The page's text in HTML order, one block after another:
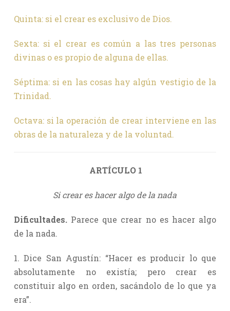
Quinta: si el crear es exclusivo de Dios.
Sexta: si el crear es común a las tres personas
divinas o es propio de alguna de ellas.
Séptima: si en las cosas hay algún vestigio de la
Trinidad.
Octava: si la operación de crear interviene en las
obras de la naturaleza y de la voluntad.
ARTÍCULO 1
Si crear es hacer algo de la nada
Dificultades.Parece que crear no es hacer algo
de la nada.
1. Dice San Agustín: “Hacer es producir lo que
absolutamente no existía; pero crear es
constituir algo en orden, sacándolo de lo que ya
era”.